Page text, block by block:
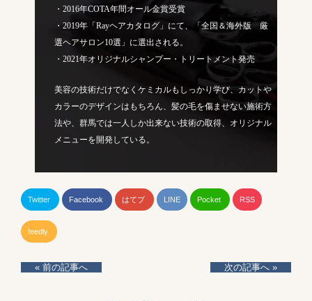
・2016年COTA年間オール金賞受賞
・2019年「Rayヘアカタログ」にて、「全国＆海外版 厳
選ヘアサロン10選」に選出される。
・2021年オリジナルシャンプー・トリートメント発売
美容の技術だけでなくケミカルもしっかり学び、カットや
カラーのデザインはもちろん、髪の毛を傷ませない施術方
法や、群馬では一人しか出来ない技術の取得、オリジナル
メニューを開発している。
Twitter Facebook はてブ LINE Pocket RSS
feedly
« 前の記事へ 次の記事へ »